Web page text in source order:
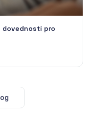
dovedností pro